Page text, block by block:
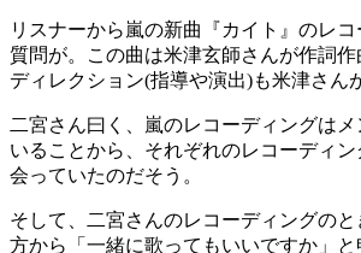
リスナーから嵐の新曲『カイト』のレ
質問が。この曲は米津玄師さんが作詞
ディレクション(指導や演出)も米津さん
二宮さん曰く、嵐のレコーディングは
いることから、それぞれのレコーディ
会っていたのだそう。
そして、二宮さんのレコーディングの
方から「一緒に歌ってもいいですか」